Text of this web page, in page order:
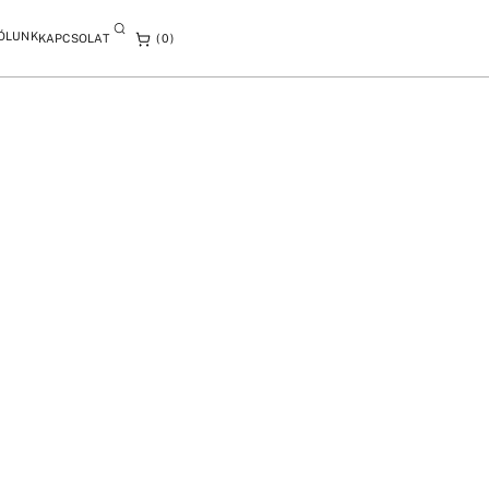
KAPCSOLAT 0